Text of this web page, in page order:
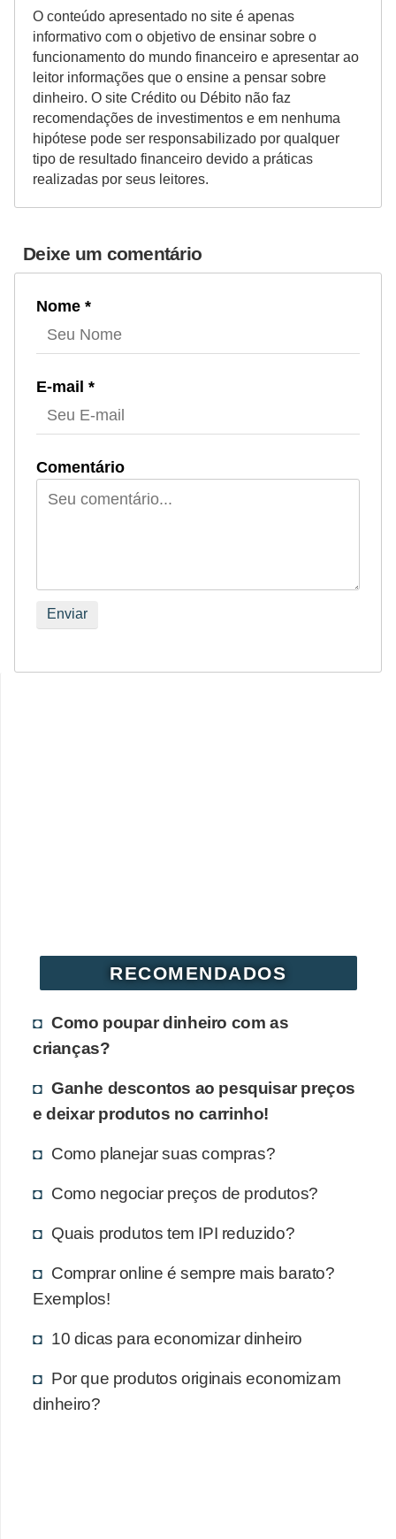
O conteúdo apresentado no site é apenas
informativo com o objetivo de ensinar sobre o
funcionamento do mundo financeiro e apresentar ao
leitor informações que o ensine a pensar sobre
dinheiro. O site Crédito ou Débito não faz
recomendações de investimentos e em nenhuma
hipótese pode ser responsabilizado por qualquer
tipo de resultado financeiro devido a práticas
realizadas por seus leitores.
Deixe um comentário
Nome *
E-mail *
Comentário
RECOMENDADOS
Como poupar dinheiro com as
crianças?
Ganhe descontos ao pesquisar preços
e deixar produtos no carrinho!
Como planejar suas compras?
Como negociar preços de produtos?
Quais produtos tem IPI reduzido?
Comprar online é sempre mais barato?
Exemplos!
10 dicas para economizar dinheiro
Por que produtos originais economizam
dinheiro?